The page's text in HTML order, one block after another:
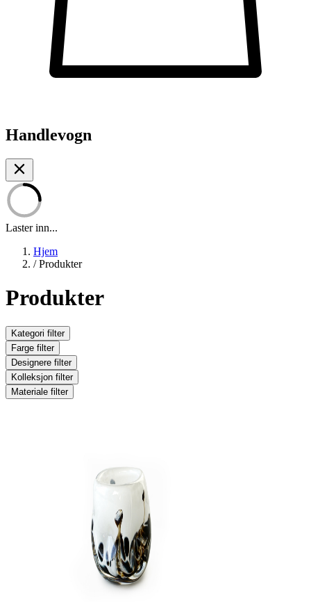
Handlevogn
Laster inn...
Hjem
/ Produkter
Produkter
Kategori filter
Farge filter
Designere filter
Kolleksjon filter
Materiale filter